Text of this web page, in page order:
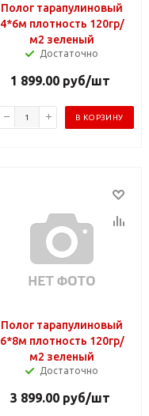
Полог тарапулиновый
4*6м плотность 120гр/
м2 зеленый
Достаточно
1 899.00 руб/шт
В КОРЗИНУ
Полог тарапулиновый
6*8м плотность 120гр/
м2 зеленый
Достаточно
3 899.00 руб/шт